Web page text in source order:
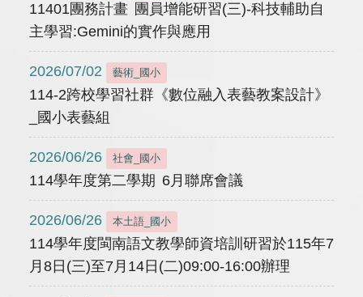
11401團務計畫 團員增能研習(三)-科技輔助自
主學習:Gemini的實作與應用
2026/07/02 藝術_國小
114-2跨校學習社群《數位融入表藝教案設計》
_國小表藝組
2026/06/26 社會_國小
114學年度第二學期 6月聯席會議
2026/06/26 本土語_國小
114學年度閩南語文教學師資培訓研習於115年7
月8日(三)至7月14日(二)09:00-16:00辦理